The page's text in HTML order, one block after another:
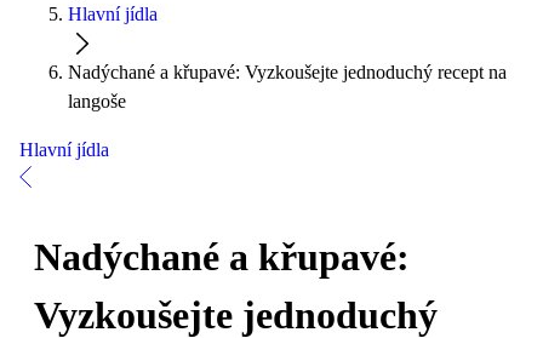
Hlavní jídla
Nadýchané a křupavé: Vyzkoušejte jednoduchý recept na
langoše
Hlavní jídla
Nadýchané a křupavé:
Vyzkoušejte jednoduchý